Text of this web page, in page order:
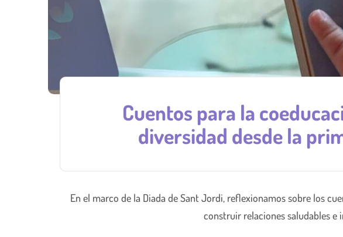
Cuentos para la
diversidad desde la
En el marco de la Diada de Sant Jordi, reflexionamos sobre los
construir relaciones saludables e